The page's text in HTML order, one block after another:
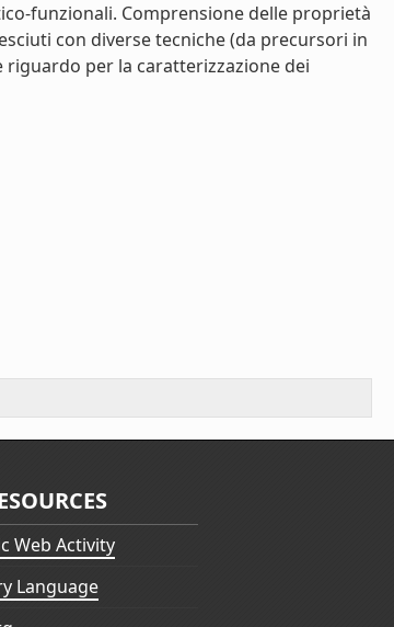
funzionali. Comprensione delle proprietà
con diverse tecniche (da precursori in
per la caratterizzazione dei
Web Activity
Language